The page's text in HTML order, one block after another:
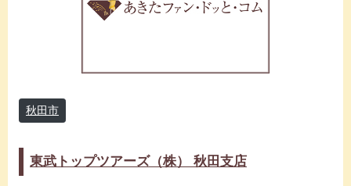
秋田市
東武トップツアーズ（株） 秋田支店